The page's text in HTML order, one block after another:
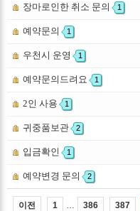
장마로인한 취소 문의 1
예약문의 1
우천시 운영 1
예약문의드려요 1
2인 사용 1
귀중품보관 2
입금확인 1
예약변경 문의 2
이전 1 386 387